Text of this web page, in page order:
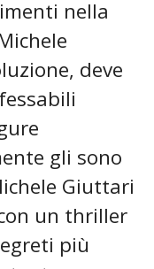
nella
deve
gli sono
Giuttari
un thriller
più